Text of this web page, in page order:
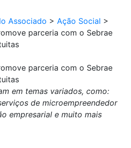
Associado > Ação Social >
parceria com o Sebrae
parceria com o Sebrae
em temas variados, como:
de microempreendedor
empresarial e muito mais